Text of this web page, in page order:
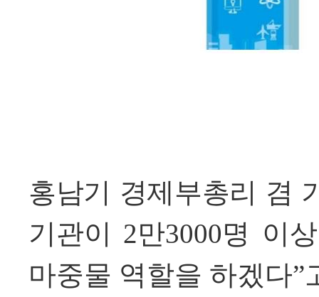
홍남기 경제부총리 겸
기관이 2만3000명 이
마중물 역할을 하겠다”